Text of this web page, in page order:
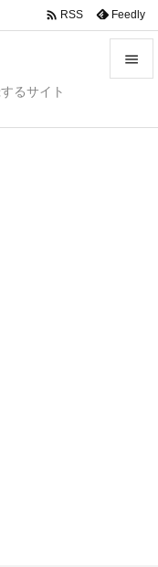
るサイト

 RSS Feedly